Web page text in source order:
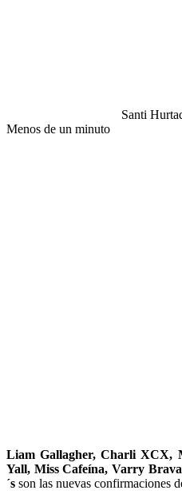
Santi
Menos de un minuto
Liam Gallagher, Charli XCX,
Yall, Miss Cafeína, Varry Brava
´s son las nuevas confirmaciones